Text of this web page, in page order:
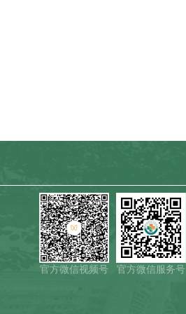
官方微信服务号
官方微信视频号